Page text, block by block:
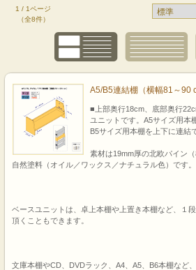
1 / 1ページ
（全8件）
A5/B5連結棚（横幅81～90
■上部奥行18cm、底部奥行
ユニットです。A5サイズ用本
B5サイズ用本棚を上下に連結
素材は19mm厚の北欧パイン
自然塗料（オイル／ワックス／ナチュラル色）です。
ベースユニットは、卓上本棚や上置き本棚など、１
頂くこともできます。
文庫本棚やCD、DVDラック、A4、A5、B6本棚など